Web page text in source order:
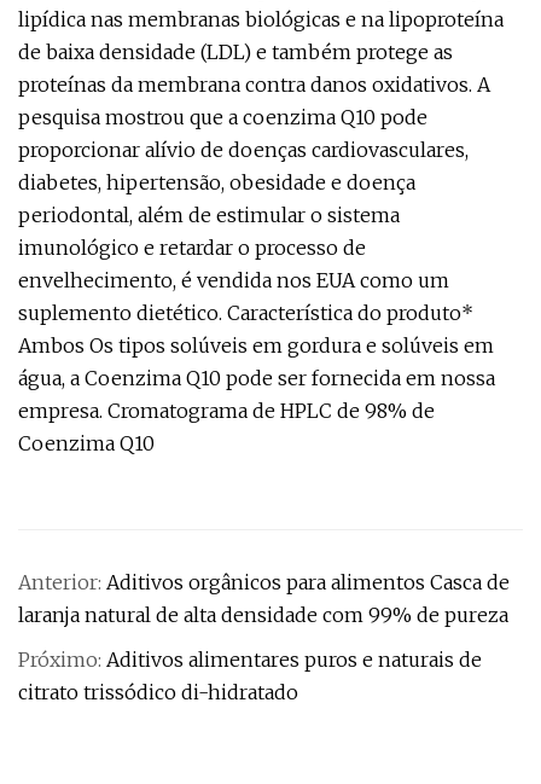
lipídica nas membranas biológicas e na lipoproteína
de baixa densidade (LDL) e também protege as
proteínas da membrana contra danos oxidativos. A
pesquisa mostrou que a coenzima Q10 pode
proporcionar alívio de doenças cardiovasculares,
diabetes, hipertensão, obesidade e doença
periodontal, além de estimular o sistema
imunológico e retardar o processo de
envelhecimento, é vendida nos EUA como um
suplemento dietético. Característica do produto*
Ambos Os tipos solúveis em gordura e solúveis em
água, a Coenzima Q10 pode ser fornecida em nossa
empresa. Cromatograma de HPLC de 98% de
Coenzima Q10
Anterior: Aditivos orgânicos para alimentos Casca de
laranja natural de alta densidade com 99% de pureza
Próximo: Aditivos alimentares puros e naturais de
citrato trissódico di-hidratado